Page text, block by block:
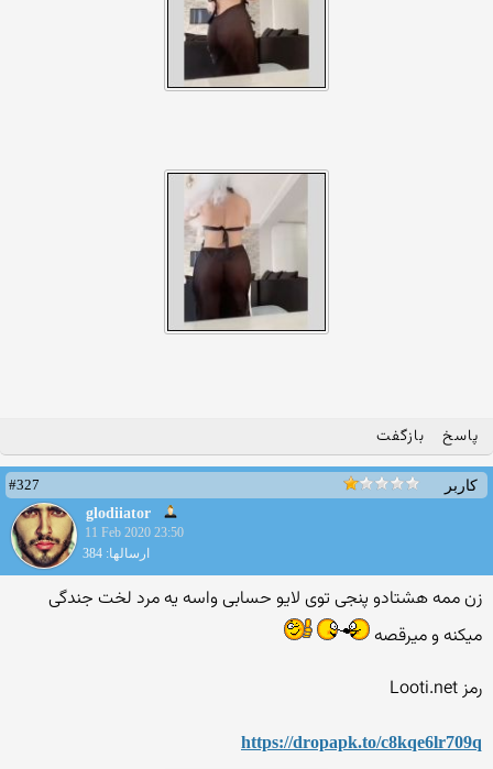
پاسخ بازگفت
کاربر
#327
glodiiator
11 Feb 2020 23:50
ارسالها: 384
زن ممه هشتادو پنجی توی لایو حسابی واسه یه مرد لخت جندگی
میکنه و میرقصه
رمز Looti.net
https://dropapk.to/c8kqe6lr709q